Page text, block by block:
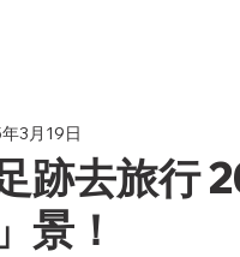
跡去旅行
景！
3月19日